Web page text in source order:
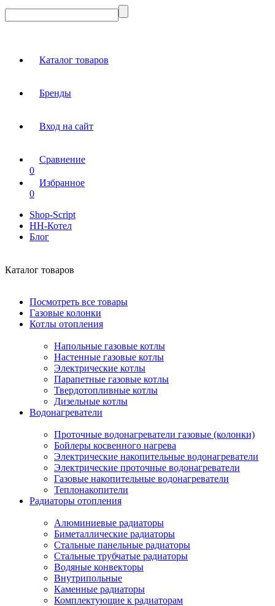
Каталог товаров
Бренды
Вход на сайт
Сравнение
0
Избранное
0
Shop-Script
НН-Котел
Блог
Каталог товаров
Посмотреть все товары
Газовые колонки
Котлы отопления
Напольные газовые котлы
Настенные газовые котлы
Электрические котлы
Парапетные газовые котлы
Твердотопливные котлы
Дизельные котлы
Водонагреватели
Проточные водонагреватели газовые (колонки)
Бойлеры косвенного нагрева
Электрические накопительные водонагреватели
Электрические проточные водонагреватели
Газовые накопительные водонагреватели
Теплонакопители
Радиаторы отопления
Алюминиевые радиаторы
Биметаллические радиаторы
Стальные панельные радиаторы
Стальные трубчатые радиаторы
Водяные конвекторы
Внутрипольные
Каменные радиаторы
Комплектующие к радиаторам